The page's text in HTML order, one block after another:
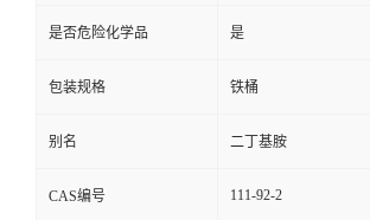
是否危险化学品 是
包装规格 铁桶
别名 二丁基胺
CAS编号 111-92-2